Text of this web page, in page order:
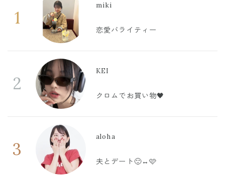
1
miki
恋愛バライティー
2
KEI
クロムでお買い物🖤
3
aloha
夫とデート🙂‍↔️🩷